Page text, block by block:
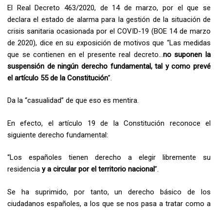
El Real Decreto 463/2020, de 14 de marzo, por el que se
declara el estado de alarma para la gestión de la situación de
crisis sanitaria ocasionada por el COVID-19 (BOE 14 de marzo
de 2020), dice en su exposición de motivos que “Las medidas
que se contienen en el presente real decreto…no suponen la
suspensión de ningún derecho fundamental, tal y como prevé
el artículo 55 de la Constitución”.
Da la “casualidad” de que eso es mentira.
En efecto, el artículo 19 de la Constitución reconoce el
siguiente derecho fundamental:
“Los españoles tienen derecho a elegir libremente su
residencia y a circular por el territorio nacional”.
Se ha suprimido, por tanto, un derecho básico de los
ciudadanos españoles, a los que se nos pasa a tratar como a